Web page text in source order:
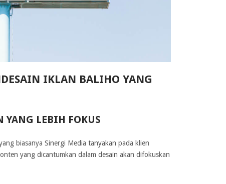
IKLAN BALIHO YANG
YANG LEBIH FOKUS
biasanya Sinergi Media tanyakan pada klien
yang dicantumkan dalam desain akan difokuskan